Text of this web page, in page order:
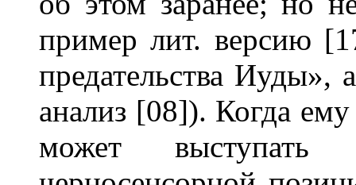
пример лит. версию
предательства Иуды»,
анализ [08]). Когда
может выступать